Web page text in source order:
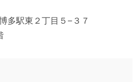
多駅東２丁目５−３７